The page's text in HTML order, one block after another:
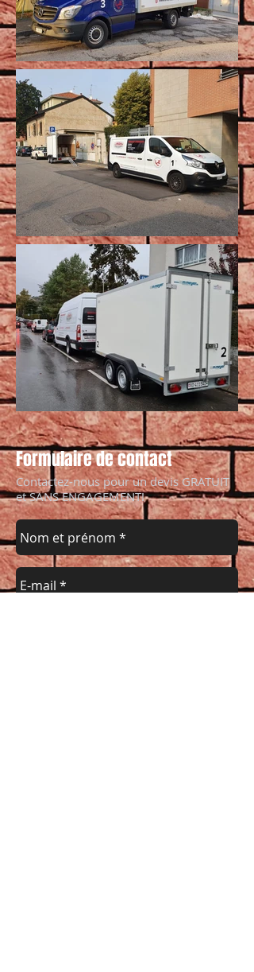
Formulaire de contact
Contactez-nous pour un devis GRATUIT
et SANS ENGAGEMENT!